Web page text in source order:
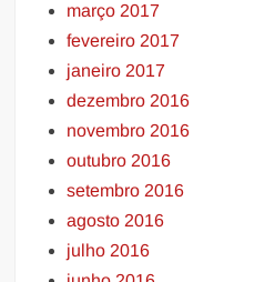
março 2017
fevereiro 2017
janeiro 2017
dezembro 2016
novembro 2016
outubro 2016
setembro 2016
agosto 2016
julho 2016